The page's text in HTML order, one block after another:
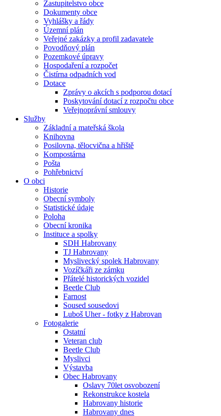
Zastupitelstvo obce
Dokumenty obce
Vyhlášky a řády
Územní plán
Veřejné zakázky a profil zadavatele
Povodňový plán
Pozemkové úpravy
Hospodaření a rozpočet
Čistírna odpadních vod
Dotace
Zprávy o akcích s podporou dotací
Poskytování dotací z rozpočtu obce
Veřejnoprávní smlouvy
Služby
Základní a mateřská škola
Knihovna
Posilovna, tělocvična a hřiště
Kompostárna
Pošta
Pohřebnictví
O obci
Historie
Obecní symboly
Statistické údaje
Poloha
Obecní kronika
Instituce a spolky
SDH Habrovany
TJ Habrovany
Myslivecký spolek Habrovany
Vozíčkáři ze zámku
Přátelé historických vozidel
Beetle Club
Farnost
Soused sousedovi
Luboš Uher - fotky z Habrovan
Fotogalerie
Ostatní
Veteran club
Beetle Club
Myslivci
Výstavba
Obec Habrovany
Oslavy 70let osvobození
Rekonstrukce kostela
Habrovany historie
Habrovany dnes